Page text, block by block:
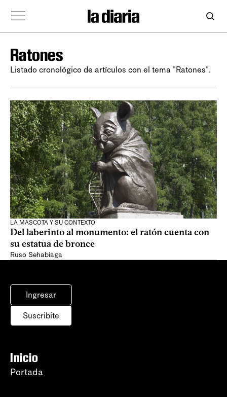
Ratones
Listado cronológico de artículos con el tema "Ratones".
LA MASCOTA Y SU CONTEXTO
Del laberinto al monumento: el ratón cuenta con
su estatua de bronce
Ruso Sehabiaga
Ingresar
Suscribite
Inicio
Portada